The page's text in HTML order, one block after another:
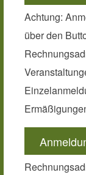
Achtung:
über den